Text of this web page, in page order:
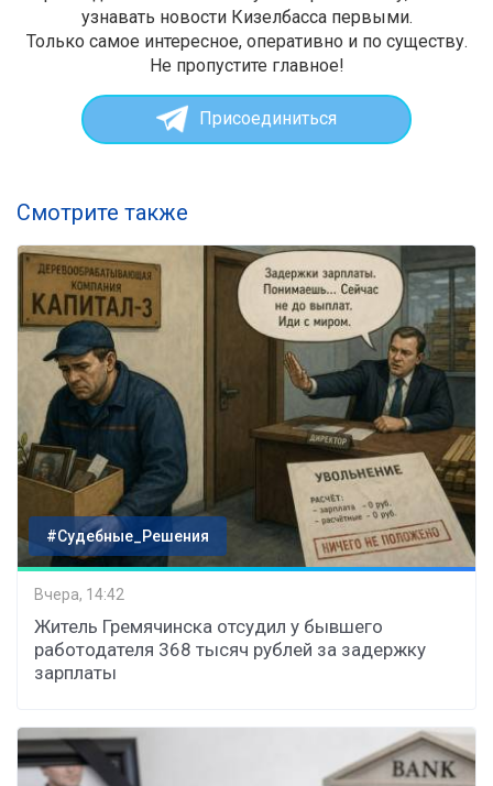
узнавать новости Кизелбасса первыми.
Только самое интересное, оперативно и по существу.
Не пропустите главное!
Присоединиться
Смотрите также
#Судебные_Решения
Вчера, 14:42
Житель Гремячинска отсудил у бывшего
работодателя 368 тысяч рублей за задержку
зарплаты